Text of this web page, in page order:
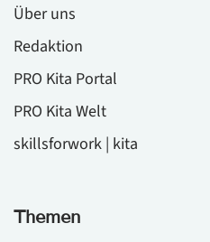
Über uns
Redaktion
PRO Kita Portal
PRO Kita Welt
skillsforwork | kita
Themen